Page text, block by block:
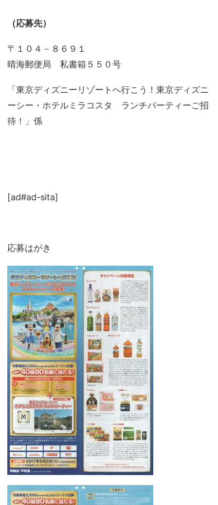
（応募先）
〒１０４－８６９１
晴海郵便局 私書箱５５０号
「東京ディズニーリゾートへ行こう！東京ディズニ
ーシー・ホテルミラコスタ ランチパーティーご招
待！」係
[ad#ad-sita]
応募はがき